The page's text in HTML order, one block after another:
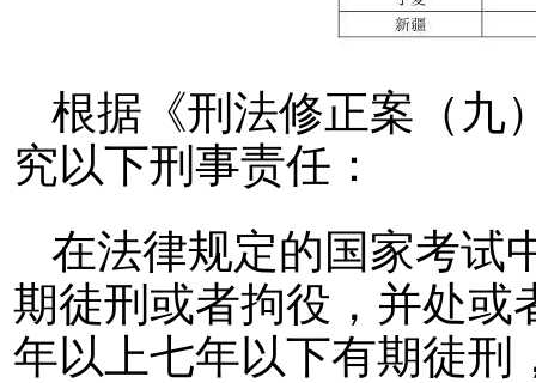
根据《刑法修正案（九
究以下刑事责任：
在法律规定的国家考试
期徒刑或者拘役，并处或
年以上七年以下有期徒刑